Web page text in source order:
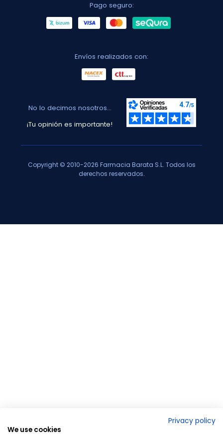
Pago seguro:
Envíos realizados con:
No lo decimos nosotros...
¡Tu opinión es importante!
Copyright © 2010-2026 Farmacia Barata S.L. Todos los
derechos reservados.
Privacy policy
We use cookies